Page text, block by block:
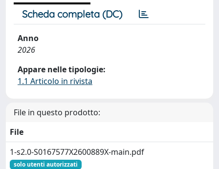
Scheda completa (DC)
Anno
2026
Appare nelle tipologie:
1.1 Articolo in rivista
File in questo prodotto:
File
1-s2.0-S0167577X2600889X-main.pdf
solo utenti autorizzati